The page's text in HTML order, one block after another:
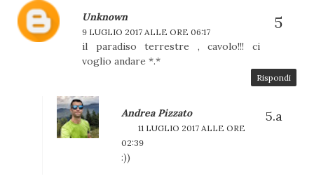
Unknown
9 LUGLIO 2017 ALLE ORE 06:17
il paradiso terrestre , cavolo!!! ci
voglio andare *.*
Rispondi
Andrea Pizzato
11 LUGLIO 2017 ALLE ORE
02:39
:))